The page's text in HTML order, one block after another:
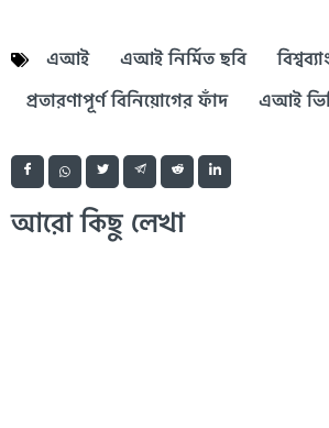
এআই এআই নির্মিত ছবি
প্রতারণাপূর্ণ বিনিয়োগের ফাঁদ
এআই
আরো কিছু লেখা